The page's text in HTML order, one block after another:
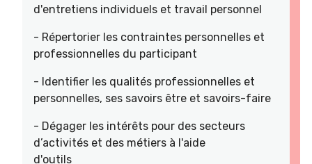
d'entretiens individuels et travail personnel
- Répertorier les contraintes personnelles et
professionnelles du participant
- Identifier les qualités professionnelles et
personnelles, ses savoirs être et savoirs-faire
- Dégager les intérêts pour des secteurs
d’activités et des métiers à l'aide
d'outils